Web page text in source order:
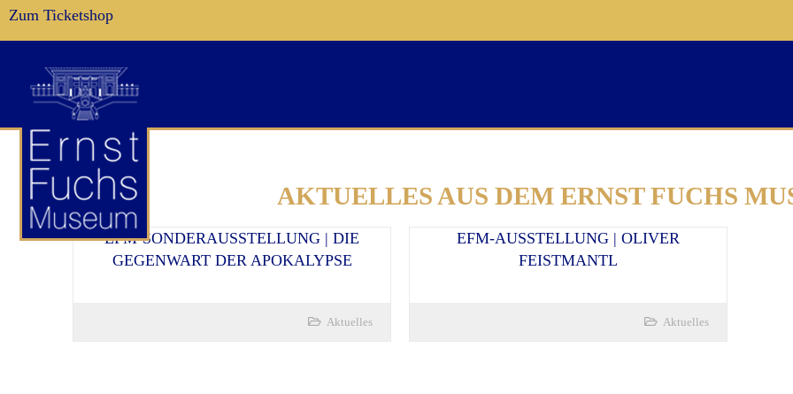
Zum Ticketshop
AKTUELLES AUS DEM ERNST FUCHS
EFM-SONDERAUSSTELLUNG | DIE
GEGENWART DER APOKALYPSE
Aktuelles
EFM-AUSSTELLUNG | OLIVER
FEISTMANTL
Aktuelles